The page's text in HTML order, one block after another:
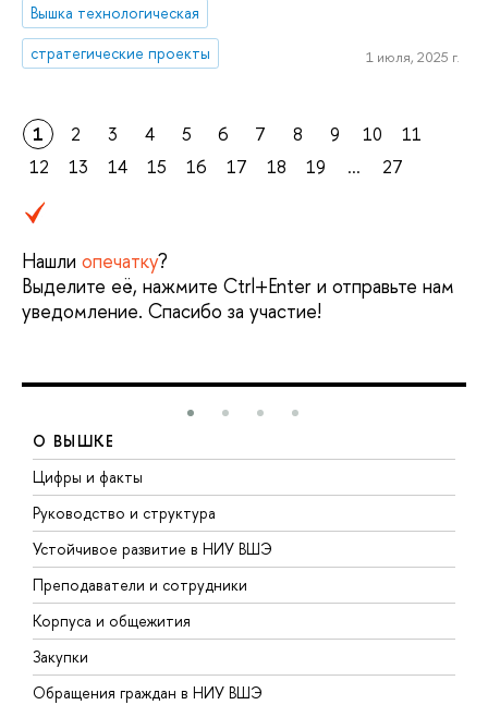
Вышка технологическая
стратегические проекты
1 июля, 2025 г.
1 2 3 4 5 6 7 8 9 10
11
12
13 14 15 16 17 18 19 ... 27
Нашли опечатку?
Выделите её, нажмите Ctrl+Enter и отправьте нам
уведомление. Спасибо за участие!
О ВЫШКЕ
Цифры и факты
Руководство и структура
Устойчивое развитие в НИУ ВШЭ
Преподаватели и сотрудники
Корпуса и общежития
Закупки
Обращения граждан в НИУ ВШЭ